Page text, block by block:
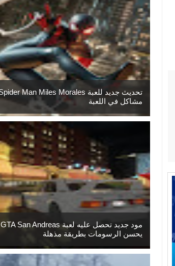
مشاكل في اللعبة
مود جديد تحصل عليه لعبة GTA San Andreas
يحسن الرسومات بطريقة مذهلة